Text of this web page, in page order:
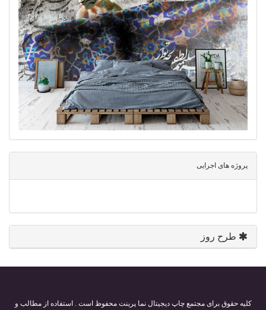
پروژه های اجرایی
طرح روز
کلیه حقوق برای مجتمع چاپ دیجیتال نما پرینت محفوظ است . استفاده از مطالب و